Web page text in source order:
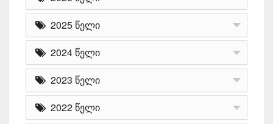
2025 წელი
2024 წელი
2023 წელი
2022 წელი